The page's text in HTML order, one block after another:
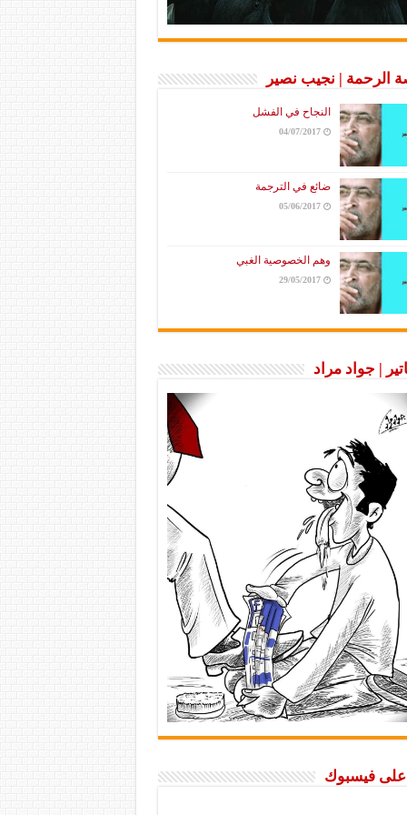
الرحمة | نجيب نصير
النجاح في الفشل
04/07/2017
ضائع في الترجمة
05/06/2017
وهم الخصوصية الغبي
29/05/2017
| جواد مراد
على فيسبوك